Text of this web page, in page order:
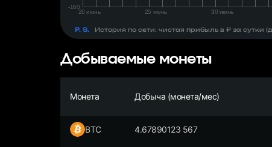
P. S. История по сети: чистая прибыль в ₽ за
Добываемые монеты
Монета Добыча (монета/мес)
BTC 4.67890123 567